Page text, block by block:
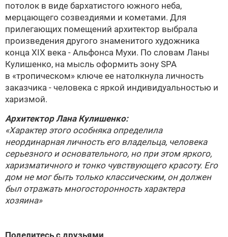
потолок в виде бархатистого южного неба,
мерцающего созвездиями и кометами. Для
прилегающих помещений архитектор выбрала
произведения другого знаменитого художника
конца XIX века - Альфонса Мухи. По словам Ланы
Кулишенко, на мысль оформить зону SPA
в «тропическом» ключе ее натолкнула личность
заказчика - человека с яркой индивидуальностью и
харизмой.
АрхитекторЛана Кулишенко:
«Характер этого особняка определила
неординарная личность его владельца, человека
серьезного и основательного, но при этом яркого,
харизматичного и тонко чувствующего красоту. Его
дом не мог быть только классическим, он должен
был отражать многосторонность характера
хозяина»
Поделитесь с друзьями